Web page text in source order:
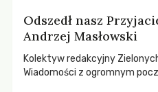
Odszedł nasz
Andrzej Masłowski
Kolektyw redakcyjny
Wiadomości z ogromnym